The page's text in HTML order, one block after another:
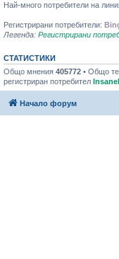
Най-много потребители на
Регистрирани потребители:
Легенда: Регистрирани
СТАТИСТИКИ
Общо мнения 405772 • Общо
регистриран потребител
Начало форум